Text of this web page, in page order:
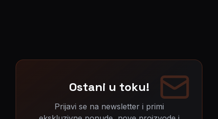
Ostani u toku!
Prijavi se na newsletter i primi